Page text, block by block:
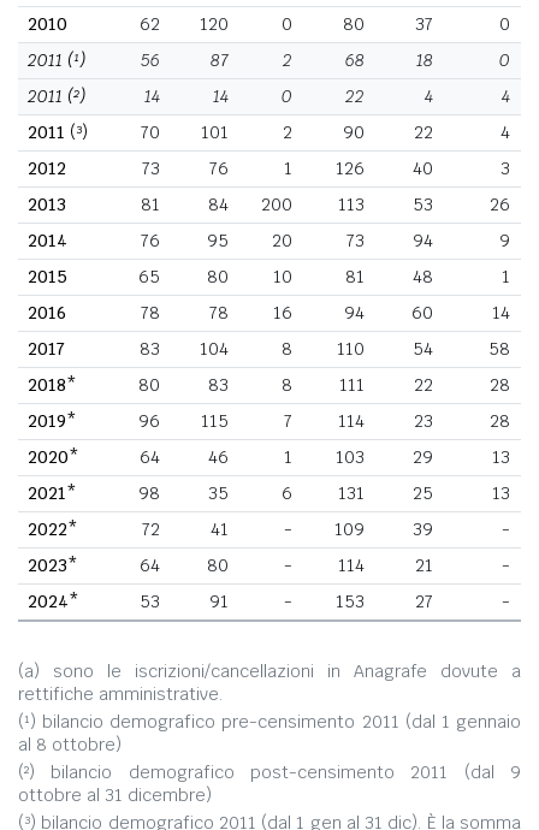
2010
62 120 0 80 37
0
2011 (¹) 56 87 2 68 18
0
2011 (²) 14 14 0 22 4
4
2011 (³) 70 101 2 90 22
4
2012
73 76 1 126 40
3
2013
81 84 200 113 53
26
2014
76 95 20 73 94
9
2015
65 80 10 81 48
1
2016
78 78 16 94 60
14
2017
83 104 8 110 54
58
2018*
80 83 8 111 22
28
2019*
96 115 7 114 23
28
2020*
64 46 1 103 29
13
2021*
98 35 6 131 25
13
2022*
72 41 - 109 39
-
2023*
64 80 - 114 21
-
2024*
53 91 - 153 27 -
(a) sono le iscrizioni/cancellazioni in Anagrafe dovute a
rettifiche amministrative.
(¹) bilancio demografico pre-censimento 2011 (dal 1 gennaio
al 8 ottobre)
(²) bilancio demografico post-censimento 2011 (dal 9
ottobre al 31 dicembre)
(³) bilancio demografico 2011 (dal 1 gen al 31 dic). È la somma